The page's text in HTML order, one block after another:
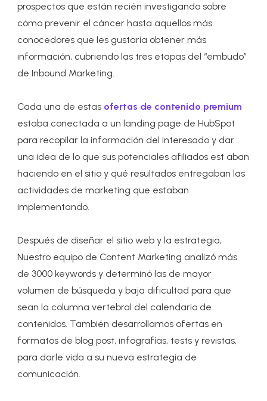
prospectos que están recién investigando sobre
cómo prevenir el cáncer hasta aquellos más
conocedores que les gustaría obtener más
información, cubriendo las tres etapas del “embudo”
de Inbound Marketing.
Cada una de estas ofertas de contenido premium
estaba conectada a un landing page de HubSpot
para recopilar la información del interesado y dar
una idea de lo que sus potenciales afiliados est aban
haciendo en el sitio y qué resultados entregaban las
actividades de marketing que estaban
implementando.
Después de diseñar el sitio web y la estrategia,
Nuestro equipo de Content Marketing analizó más
de 3000 keywords y determinó las de mayor
volumen de búsqueda y baja dificultad para que
sean la columna vertebral del calendario de
contenidos. También desarrollamos ofertas en
formatos de blog post, infografías, tests y revistas,
para darle vida a su nueva estrategia de
comunicación.